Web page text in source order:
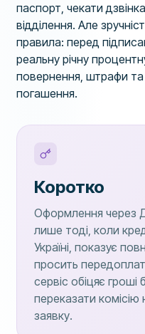
паспорт, чекати
відділення. Але
правила: перед
реальну річну
повернення, штрафи
погашення.
Коротко
Оформлення через
лише тоді, коли
Україні, показує
просить
сервіс обіцяє
переказати
заявку.